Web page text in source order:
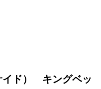
イド） キングベッ